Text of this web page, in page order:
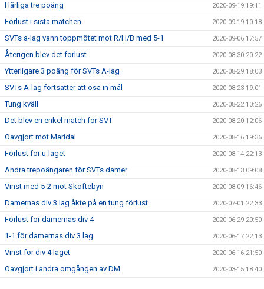
Härliga tre poäng 2020-09-19 19:11
Förlust i sista matchen 2020-09-19 10:18
SVTs a-lag vann toppmötet mot R/H/B med 5-1 2020-09-06 17:57
Återigen blev det förlust 2020-08-30 20:22
Ytterligare 3 poäng för SVTs A-lag 2020-08-29 18:03
SVTs A-lag fortsätter att ösa in mål 2020-08-23 19:01
Tung kväll 2020-08-22 10:26
Det blev en enkel match för SVT 2020-08-20 12:06
Oavgjort mot Maridal 2020-08-16 19:36
Förlust för u-laget 2020-08-14 22:13
Andra trepoängaren för SVTs damer 2020-08-13 09:08
Vinst med 5-2 mot Skoftebyn 2020-08-09 16:46
Damernas div 3 lag åkte på en tung förlust 2020-07-01 22:33
Förlust för damernas div 4 2020-06-29 20:50
1-1 för damernas div 3 lag 2020-06-17 22:13
Vinst för div 4 laget 2020-06-16 21:50
Oavgjort i andra omgången av DM 2020-03-15 18:40